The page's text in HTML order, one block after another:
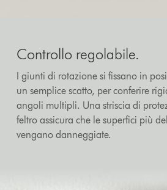
Controllo regolabile.
I giunti di rotazione si fissano in
un semplice scatto, per conferire
angoli multipli. Una striscia di
feltro assicura che le superfici più
vengano danneggiate.